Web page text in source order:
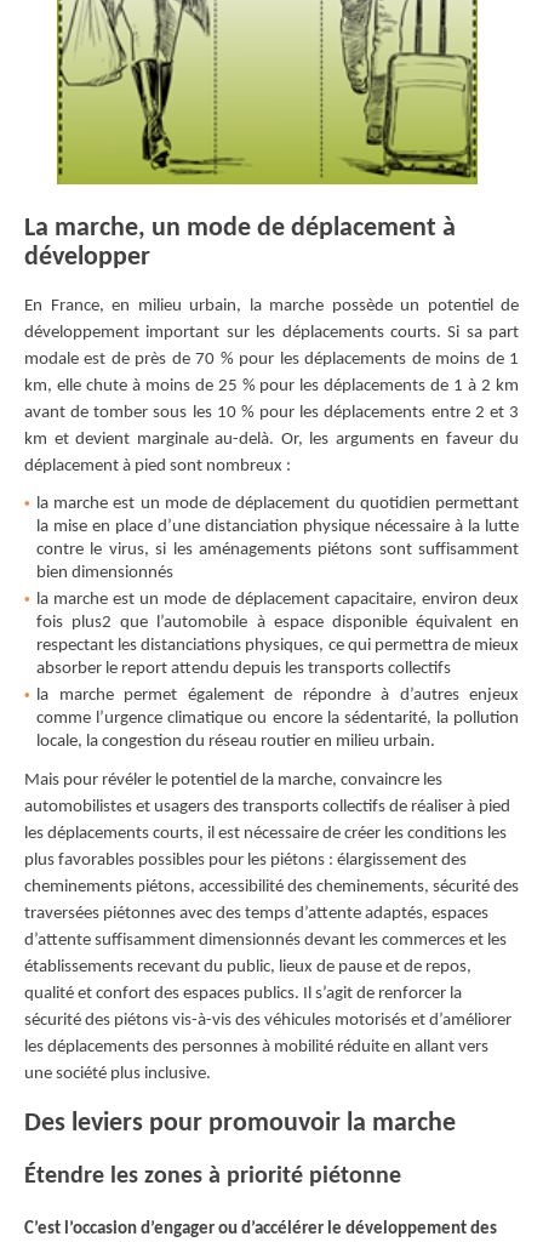
La marche, un mode de déplacement à
développer
En France, en milieu urbain, la marche possède un potentiel de
développement important sur les déplacements courts. Si sa part
modale est de près de 70 % pour les déplacements de moins de 1
km, elle chute à moins de 25 % pour les déplacements de 1 à 2 km
avant de tomber sous les 10 % pour les déplacements entre 2 et 3
km et devient marginale au-delà. Or, les arguments en faveur du
déplacement à pied sont nombreux :
la marche est un mode de déplacement du quotidien permettant
la mise en place d’une distanciation physique nécessaire à la lutte
contre le virus, si les aménagements piétons sont suﬀisamment
bien dimensionnés
la marche est un mode de déplacement capacitaire, environ deux
fois plus2 que l’automobile à espace disponible équivalent en
respectant les distanciations physiques, ce qui permettra de mieux
absorber le report attendu depuis les transports collectifs
la marche permet également de répondre à d’autres enjeux
comme l’urgence climatique ou encore la sédentarité, la pollution
locale, la congestion du réseau routier en milieu urbain.
Mais pour révéler le potentiel de la marche, convaincre les
automobilistes et usagers des transports collectifs de réaliser à pied
les déplacements courts, il est nécessaire de créer les conditions les
plus favorables possibles pour les piétons : élargissement des
cheminements piétons, accessibilité des cheminements, sécurité des
traversées piétonnes avec des temps d’attente adaptés, espaces
d’attente suﬀisamment dimensionnés devant les commerces et les
établissements recevant du public, lieux de pause et de repos,
qualité et confort des espaces publics. Il s’agit de renforcer la
sécurité des piétons vis-à-vis des véhicules motorisés et d’améliorer
les déplacements des personnes à mobilité réduite en allant vers
une société plus inclusive.
Des leviers pour promouvoir la marche
Étendre les zones à priorité piétonne
C’est l’occasion d’engager ou d’accélérer le développement des